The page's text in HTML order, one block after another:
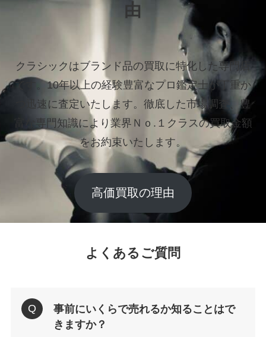
由
クラシックはブランド品の買取に特化した専門店
です。10年以上の経験豊富なプロ鑑定士が丁重か
つ迅速に査定いたします。 徹底した市場調査、豊
富な専門知識により業界Ｎｏ.１クラスの買取金額
をお約束いたします。
高価買取の理由
よくあるご質問
事前にいくらで売れるか知ることはで
きますか？